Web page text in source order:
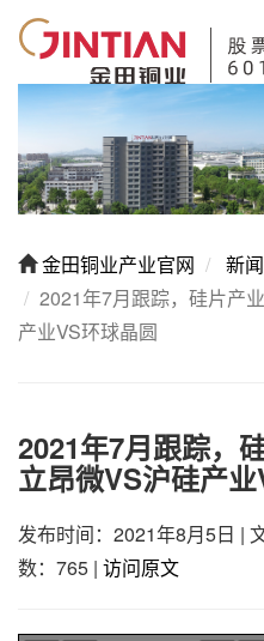
金田铜业产业官网
新
2021年7月跟踪，硅片产
产业VS环球晶圆
2021年7月跟踪，
立昂微VS沪硅产
发布时间：2021年8月5日 |
数：765 | 访问原文